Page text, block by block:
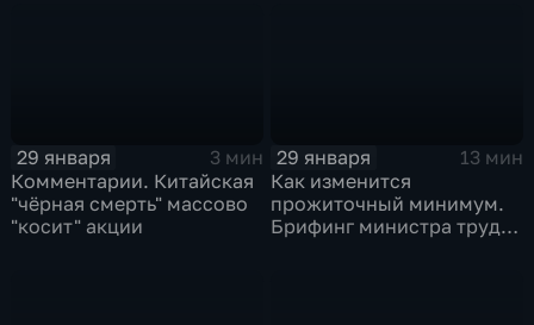
29 января
3 мин
Комментарии. Китайская
"чёрная смерть" массово
"косит" акции
29 января
13 мин
Как изменится
прожиточный минимум.
Брифинг министра труда